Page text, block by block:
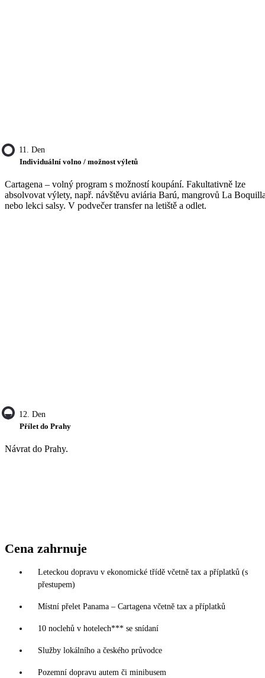
11. Den
Individuální volno / možnost výletů
Cartagena – volný program s možností koupání. Fakultativně lze
absolvovat výlety, např. návštěvu aviária Barú, mangrovů La
nebo lekci salsy. V podvečer transfer na letiště a odlet.
12. Den
Přílet do Prahy
Návrat do Prahy.
Cena zahrnuje
Leteckou dopravu v ekonomické třídě včetně tax a příplatků (s
přestupem)
Místní přelet Panama – Cartagena včetně tax a příplatků
10 noclehů v hotelech*** se snídaní
Služby lokálního a českého průvodce
Pozemní dopravu autem či minibusem